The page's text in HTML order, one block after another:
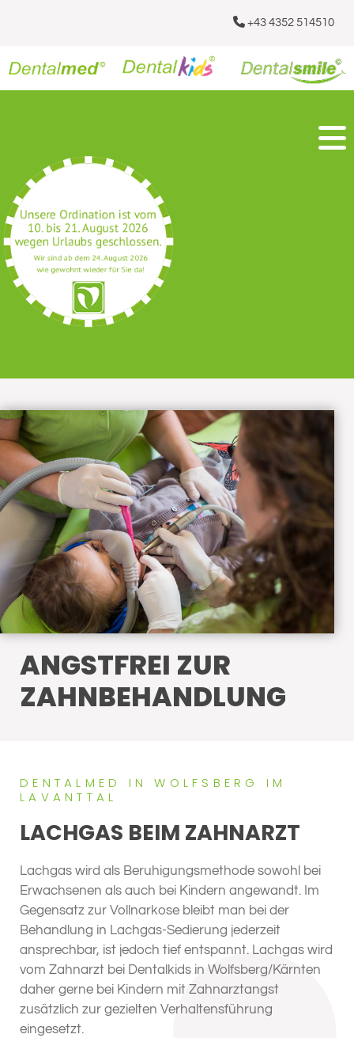
 +43 4352 514510
ANGSTFREI ZUR
ZAHNBEHANDLUNG
DENTALMED IN WOLFSBERG IM
LAVANTTAL
LACHGAS BEIM ZAHNARZT
Lachgas wird als Beruhigungsmethode sowohl bei
Erwachsenen als auch bei Kindern angewandt. Im
Gegensatz zur Vollnarkose bleibt man bei der
Behandlung in Lachgas-Sedierung jederzeit
ansprechbar, ist jedoch tief entspannt. Lachgas wird
vom Zahnarzt bei Dentalkids in Wolfsberg/Kärnten
daher gerne bei Kindern mit Zahnarztangst
zusätzlich zur gezielten Verhaltensführung
eingesetzt.